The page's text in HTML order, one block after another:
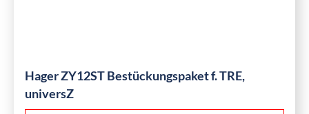
Hager ZY12ST Bestückungspaket f. TRE,
universZ